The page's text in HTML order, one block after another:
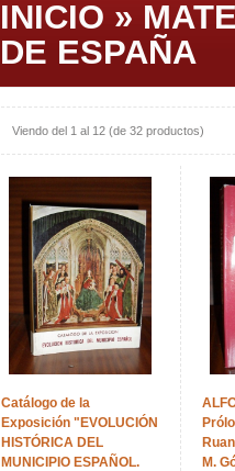
INICIO »
DE ESPAÑA
Viendo del 1 al 12 (de 32 productos)
Catálogo de la
Exposición "EVOLUCIÓN
HISTÓRICA DEL
MUNICIPIO ESPAÑOL.
M.